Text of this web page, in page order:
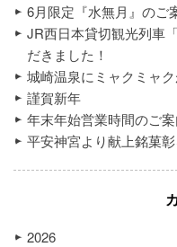
6月限定『水無月』のご
JR西日本貸切観光列車
だきました！
城崎温泉にミャクミャ
謹賀新年
年末年始営業時間のご
平安神宮より献上銘菓
2026